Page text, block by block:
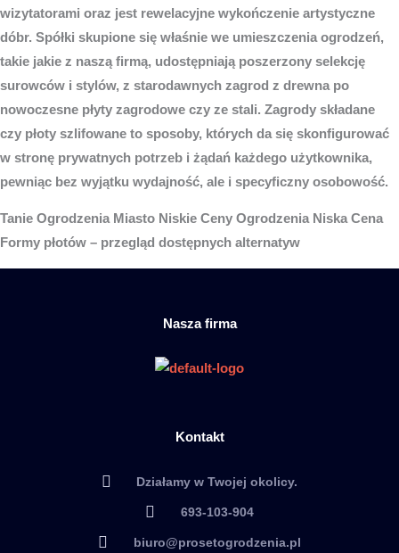
wizytatorami oraz jest rewelacyjne wykończenie artystyczne
dóbr. Spółki skupione się właśnie we umieszczenia ogrodzeń,
takie jakie z naszą firmą, udostępniają poszerzony selekcję
surowców i stylów, z starodawnych zagrod z drewna po
nowoczesne płyty zagrodowe czy ze stali. Zagrody składane
czy płoty szlifowane to sposoby, których da się skonfigurować
w stronę prywatnych potrzeb i żądań każdego użytkownika,
pewniąc bez wyjątku wydajność, ale i specyficzny osobowość.
Tanie Ogrodzenia Miasto Niskie Ceny Ogrodzenia Niska Cena
Formy płotów – przegląd dostępnych alternatyw
Nasza firma
Kontakt
Działamy w Twojej okolicy.
693-103-904
biuro@prosetogrodzenia.pl